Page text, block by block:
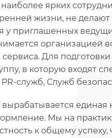
ярких
жизни, не делают
у приглашенных
организацией
Для
в которую входят
служб, Служб
Мы на
к общему